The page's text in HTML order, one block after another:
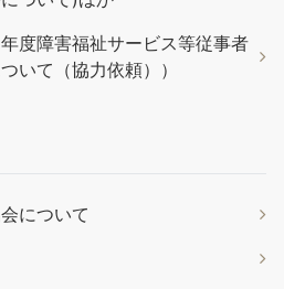
度障害福祉サービス等従事者
いて（協力依頼））
について